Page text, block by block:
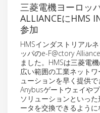
三菱電機ヨーロッ
ALLIANCEにHMS
参加
HMSインダストリアル
ッパのe-F@ctory
ました。HMSは三菱電
広い範囲の工業ネット
ューションを早く提供で
Anybusゲートウェイや
ソリューションといっ
ータを交換できるように